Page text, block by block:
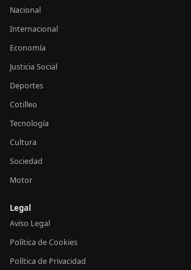
Nacional
Internacional
Economía
Justicia Social
Deportes
Cotilleo
Tecnología
Cultura
Sociedad
Motor
Legal
Aviso Legal
Política de Cookies
Política de Privacidad